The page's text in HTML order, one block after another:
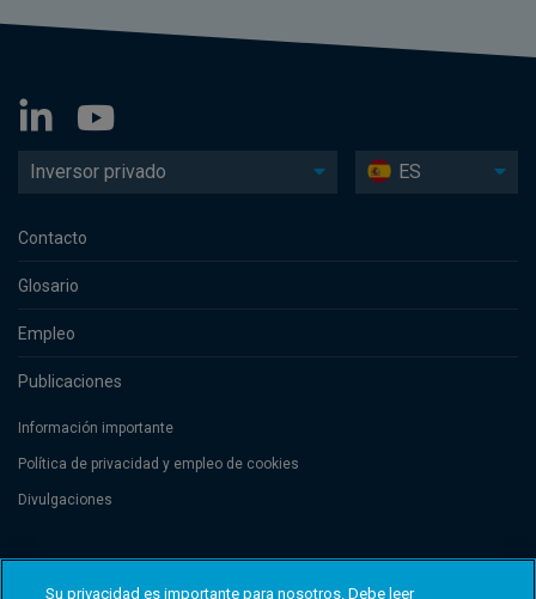
Inversor privado ES
Contacto
Glosario
Empleo
Publicaciones
Información importante
Política de privacidad y empleo de cookies
Divulgaciones
de Commerce et des Sociétés (Luxembourg), No. B 110242 and/or
Su privacidad es importante para nosotros. Debe leer